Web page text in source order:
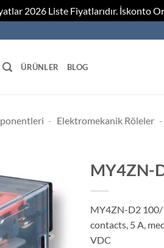
2026 Liste Fiyatlarıdır. İskonto
ÜRÜNLER BLOG
- Elektromekanik Röleler -
MY4ZN-
MY4ZN-D2 100/
contacts, 5 A,
VDC